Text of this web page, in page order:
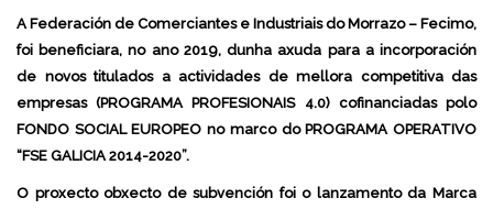
A Federación de Comerciantes e Industriais do Morrazo – Fecimo,
foi beneficiara, no ano 2019, dunha axuda para a incorporación
de novos titulados a actividades de mellora competitiva das
empresas (PROGRAMA PROFESIONAIS 4.0) cofinanciadas polo
FONDO SOCIAL EUROPEO no marco do PROGRAMA OPERATIVO
“FSE GALICIA 2014-2020”.
O proxecto obxecto de subvención foi o lanzamento da Marca